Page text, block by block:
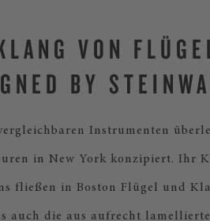
VON
BY
Instrumenten
in New York konzipiert. Ihr
fließen in Boston Flügel und
auch die aus aufrecht